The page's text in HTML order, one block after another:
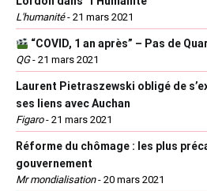
L'humanité- 21 mars 2021
“COVID, 1 an après” – Pas de
QG- 21 mars 2021
Laurent Pietraszewski obligé de
ses liens avec Auchan
Figaro- 21 mars 2021
Réforme du chômage : les plus
gouvernement
Mr mondialisation- 20 mars 2021